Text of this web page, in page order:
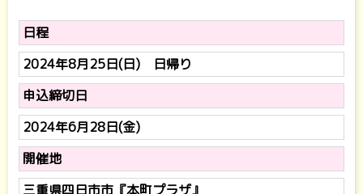
日程
2024年8月25日(日) 日帰り
申込締切日
2024年6月28日(金)
開催地
三重県四日市市『本町プラザ』